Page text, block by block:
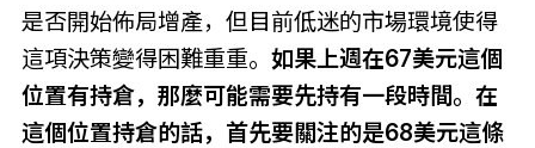
是否開始佈局增產，但目前低迷的市場環境使得
這項決策變得困難重重。 如果上週在67美元這個
位置有持倉，那麼可能需要先持有一段時間。在
這個位置持倉的話，首先要關注的是68美元這條